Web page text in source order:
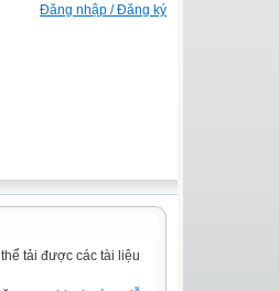
Đăng nhập / Đăng ký
tải được các tài liệu